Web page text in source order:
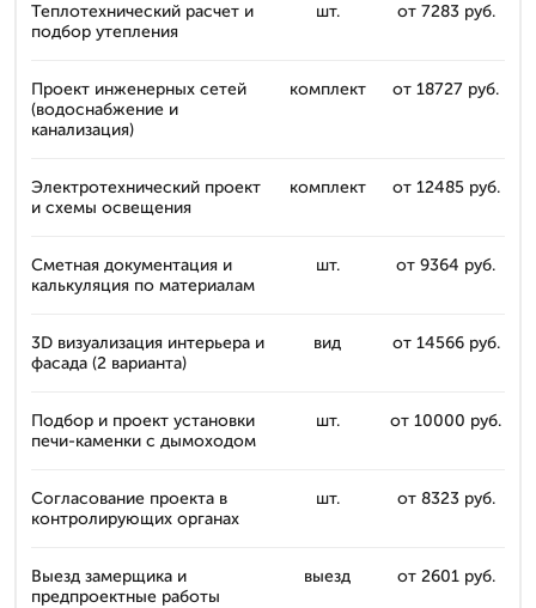
Теплотехнический расчет и
подбор утепления
шт. от 7283 руб.
Проект инженерных сетей
(водоснабжение и
канализация)
комплект от 18727 руб.
Электротехнический проект
и схемы освещения
комплект от 12485 руб.
Сметная документация и
калькуляция по материалам
шт. от 9364 руб.
3D визуализация интерьера и
фасада (2 варианта)
вид от 14566 руб.
Подбор и проект установки
печи-каменки с дымоходом
шт. от 10000 руб.
Согласование проекта в
контролирующих органах
шт. от 8323 руб.
Выезд замерщика и
предпроектные работы
выезд от 2601 руб.